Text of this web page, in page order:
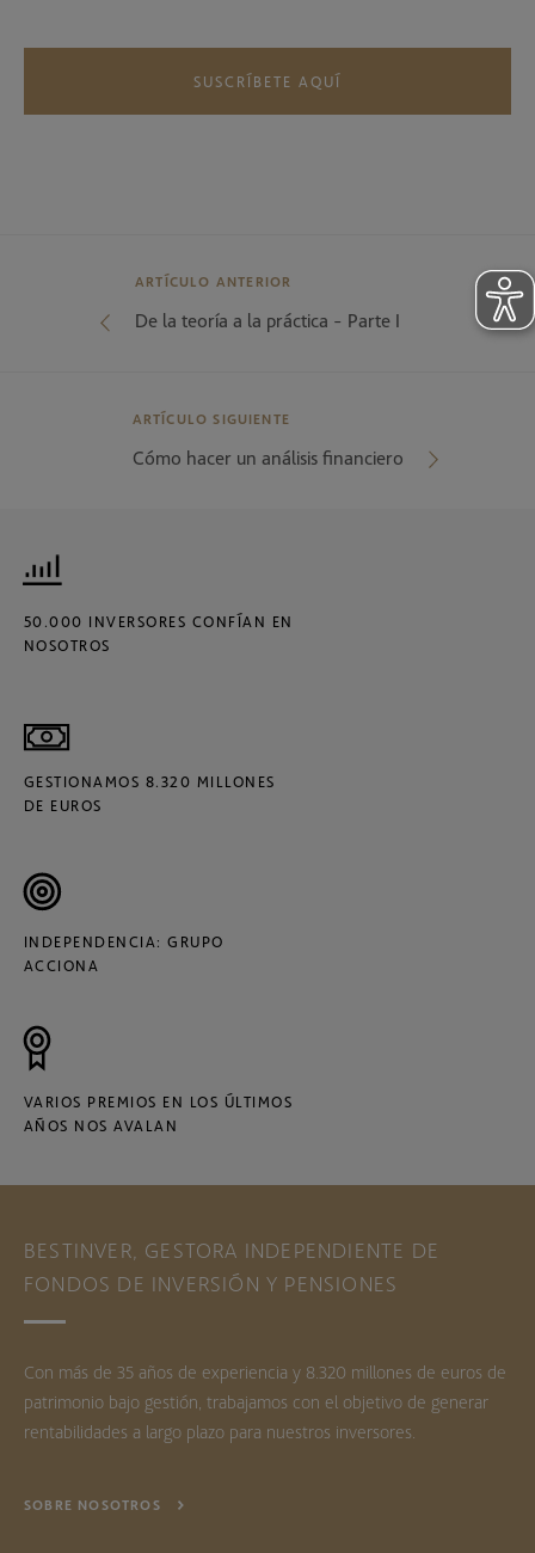
SUSCRÍBETE AQUÍ
ARTÍCULO ANTERIOR
De la teoría a la práctica - Parte I
ARTÍCULO SIGUIENTE
Cómo hacer un análisis financiero
50.000 INVERSORES CONFÍAN EN
NOSOTROS
GESTIONAMOS 8.320 MILLONES
DE EUROS
INDEPENDENCIA: GRUPO
ACCIONA
VARIOS PREMIOS EN LOS ÚLTIMOS
AÑOS NOS AVALAN
BESTINVER, GESTORA INDEPENDIENTE DE
FONDOS DE INVERSIÓN Y PENSIONES
Con más de 35 años de experiencia y 8.320 millones de euros de
patrimonio bajo gestión, trabajamos con el objetivo de generar
rentabilidades a largo plazo para nuestros inversores.
SOBRE NOSOTROS